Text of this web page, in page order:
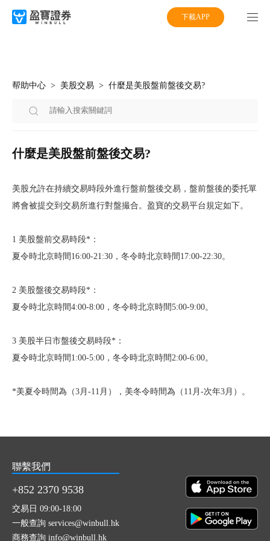
下載APP
帮助中心 美股交易 什麼是美股盤前盤後交易?
什麼是美股盤前盤後交易?
美股允許在持續交易時段外進行盤前盤後交易，盤前盤後的委托單
將會被提交到交易所進行對盤撮合。盈寶的交易平台規定如下。
1 美股盤前交易時段*：
夏令時北京時間16:00-21:30，冬令時北京時間17:00-22:30。
2 美股盤後交易時段*：
夏令時北京時間4:00-8:00，冬令時北京時間5:00-9:00。
3 美股半日市盤後交易時段*：
夏令時北京時間1:00-5:00，冬令時北京時間2:00-6:00。
*美夏令時間為（3月-11月），美冬令時間為（11月-次年3月）。
聯繫我們
+852 2370 9538
交易日 09:00-18:00
一般查詢 services@winbull.hk
商務查詢 info@winbull.hk